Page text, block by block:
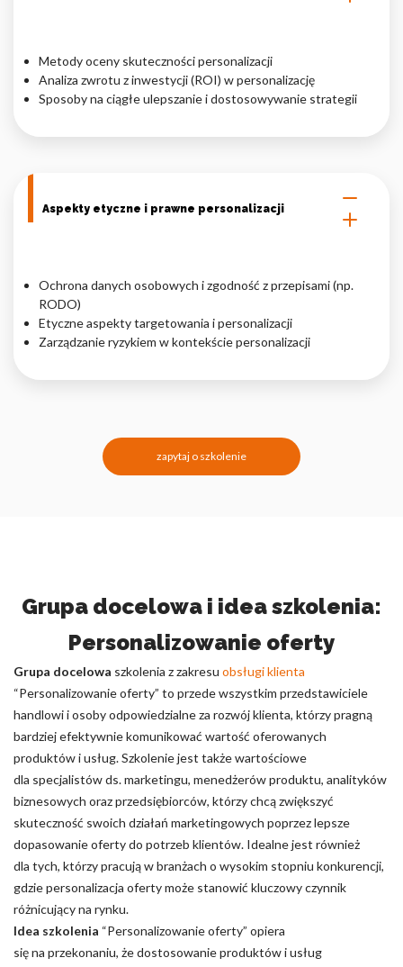
Metody oceny skuteczności personalizacji
Analiza zwrotu z inwestycji (ROI) w personalizację
Sposoby na ciągłe ulepszanie i dostosowywanie strategii
Aspekty etyczne i prawne personalizacji
Ochrona danych osobowych i zgodność z przepisami (np.
RODO)
Etyczne aspekty targetowania i personalizacji
Zarządzanie ryzykiem w kontekście personalizacji
zapytaj o szkolenie
Grupa docelowa i idea szkolenia:
Personalizowanie oferty
Grupa docelowa szkolenia z zakresu obsługi klienta
“Personalizowanie oferty” to przede wszystkim przedstawiciele
handlowi i osoby odpowiedzialne za rozwój klienta, którzy pragną
bardziej efektywnie komunikować wartość oferowanych
produktów i usług. Szkolenie jest także wartościowe
dla specjalistów ds. marketingu, menedżerów produktu, analityków
biznesowych oraz przedsiębiorców, którzy chcą zwiększyć
skuteczność swoich działań marketingowych poprzez lepsze
dopasowanie oferty do potrzeb klientów. Idealne jest również
dla tych, którzy pracują w branżach o wysokim stopniu konkurencji,
gdzie personalizacja oferty może stanowić kluczowy czynnik
różnicujący na rynku.
Idea szkolenia “Personalizowanie oferty” opiera
się na przekonaniu, że dostosowanie produktów i usług